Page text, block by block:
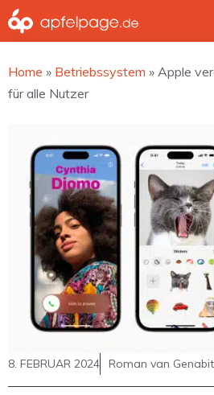
Zum
Inhalt
Home » Betriebssystem » Apple
für alle Nutzer
8. FEBRUAR 2024 Roman van